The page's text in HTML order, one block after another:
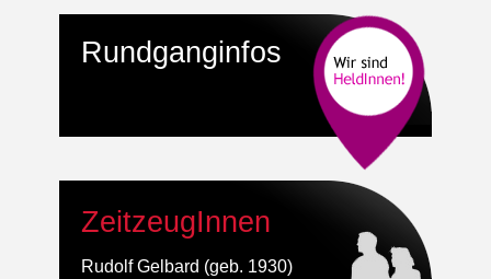
Rundganginfos
ZeitzeugInnen
Rudolf Gelbard (geb. 1930)